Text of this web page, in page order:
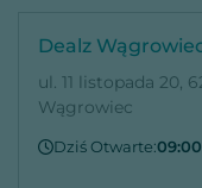
Dealz
ul. 11 listopada 20,
Wągrowiec
Dziś Otwarte: